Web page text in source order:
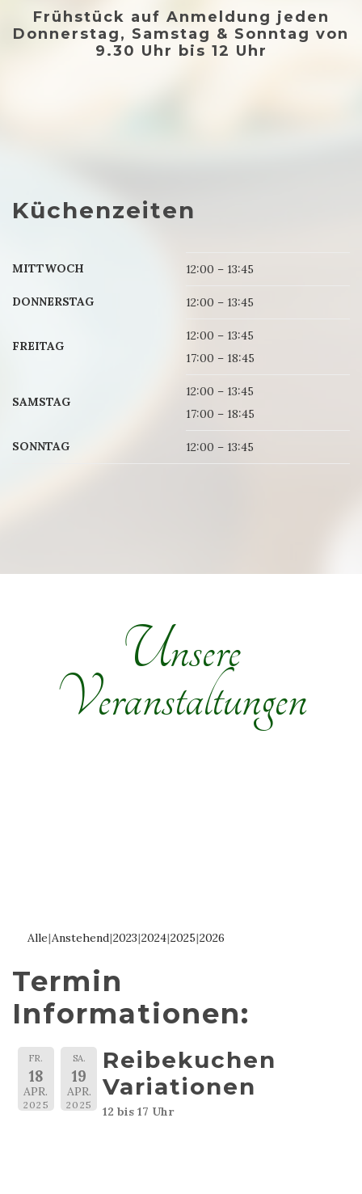
Frühstück auf Anmeldung jeden
Donnerstag, Samstag & Sonntag von
9.30 Uhr bis 12 Uhr
Küchenzeiten
MITTWOCH 12:00 – 13:45
DONNERSTAG 12:00 – 13:45
FREITAG
12:00 – 13:45
17:00 – 18:45
SAMSTAG
12:00 – 13:45
17:00 – 18:45
SONNTAG 12:00 – 13:45
Unsere
Veranstaltungen
Alle Anstehend 2023 2024 2025 2026
Termin
Informationen:
FR.
18
APR.
2025
SA.
19
APR.
2025
Reibekuchen
Variationen
12 bis 17 Uhr